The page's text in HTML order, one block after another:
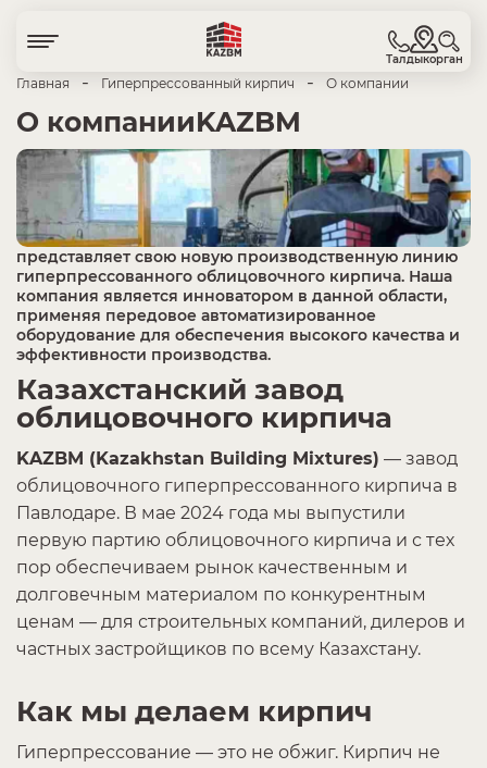
Талдыкорган
Главная - Гиперпрессованный кирпич - О компании
О компанииKAZBM
представляет свою новую производственную линию
гиперпрессованного облицовочного кирпича. Наша
компания является инноватором в данной области,
применяя передовое автоматизированное
оборудование для обеспечения высокого качества и
эффективности производства.
Казахстанский завод
облицовочного кирпича
KAZBM (Kazakhstan Building Mixtures) — завод
облицовочного гиперпрессованного кирпича в
Павлодаре. В мае 2024 года мы выпустили
первую партию облицовочного кирпича и с тех
пор обеспечиваем рынок качественным и
долговечным материалом по конкурентным
ценам — для строительных компаний, дилеров и
частных застройщиков по всему Казахстану.
Как мы делаем кирпич
Гиперпрессование — это не обжиг. Кирпич не